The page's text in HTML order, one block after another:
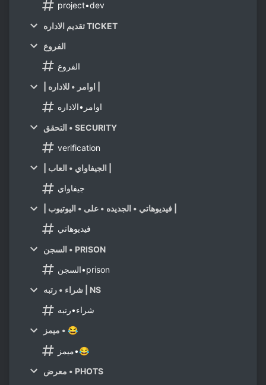
project•dev
تقديم الاداره TICKET
الفروع
الفروع
اوامر•الاداره
التحقق • SECURITY
verification
جيفاواي
فيديوهاتي
السجن • PRISON
السجن•prison
شراء • رتبه | NS
شراء•رتبه
ميمز • 😂
ميمز•😂
معرض • PHOTS